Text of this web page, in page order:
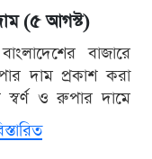
(৫ আগস্ট)
বাজারে
দাম প্রকাশ করা
স্বর্ণ ও রুপার দামে